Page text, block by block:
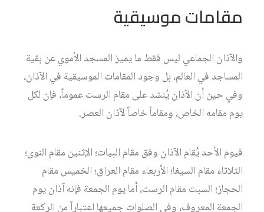
مقامات موسيقية
والآذان الجماعي ليس فقط ما يميز المسجد الأموي عن بقية
المساجد في العالم، بل وجود المقامات الموسيقية في الآذان،
وفي حين أن الآذان يُنشد على مقام الرست عموماً، فإن لكل
يوم مقامه الخاص، ومقاماً خاصاً لآذان العصر.
فيوم الأحد يُقام الآذان وفق مقام البيات؛ الإثنين مقام النوى؛
الثلاثاء مقام السيغا؛ الأربعاء مقام العراق؛ الخميس مقام
الحجاز؛ السبت مقام الرست، أما يوم الجمعة فإنه آذان يوم
الجمعة المعروف، وفي الصلوات جميعها اعتباراً من الركعة